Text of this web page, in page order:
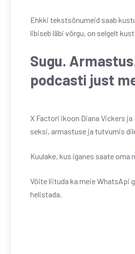
Ehkki tekstsõnumeid saab
libiseb läbi võrgu, on selgelt
Sugu.
podcasti just
X Factori ikoon Diana Vickers
seksi, armastuse ja tutvumis
Kuulake, kus iganes saate oma
Võite liituda ka meie WhatsApi
helistada.